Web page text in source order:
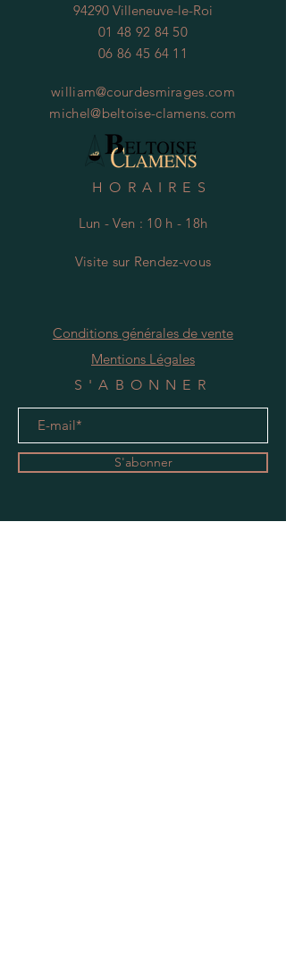
94290 Villeneuve-le-Roi
01 48 92 84 50
06 86 45 64 11
william@courdesmirages.com
michel@beltoise-clamens.com
HORAIRES
Lun - Ven : 10 h - 18h
Visite sur Rendez-vous
Conditions générales de vente
Mentions Légales
S'ABONNER
S'abonner